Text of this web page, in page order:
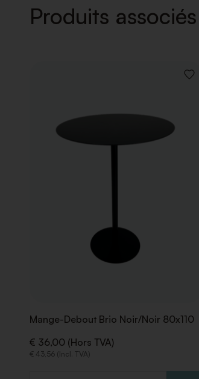
Produits associés
Mange-Debout Brio Noir/Noir 80x110
€ 36,00 (Hors TVA)
€ 43,56 (Incl. TVA)